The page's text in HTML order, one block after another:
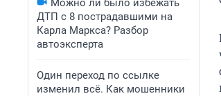
Можно ли было избежать
ДТП с 8 пострадавшими на
Карла Маркса? Разбор
автоэксперта
Один переход по ссылке
изменил всё. Как мошенники